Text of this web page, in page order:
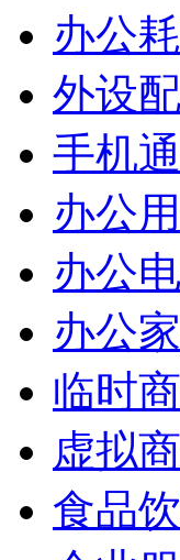
办公
外设
手机
办公
办公
办公
临时
虚拟
食品